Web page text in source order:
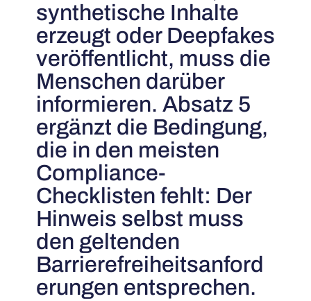
synthetische Inhalte
erzeugt oder Deepfakes
veröffentlicht, muss die
Menschen darüber
informieren. Absatz 5
ergänzt die Bedingung,
die in den meisten
Compliance-
Checklisten fehlt: Der
Hinweis selbst muss
den geltenden
Barrierefreiheitsanford
erungen entsprechen.